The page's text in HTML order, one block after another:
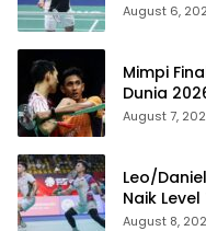
August 6,
Mimpi
Dunia
Alwi
August 7,
Leo/
Naik
August 8,